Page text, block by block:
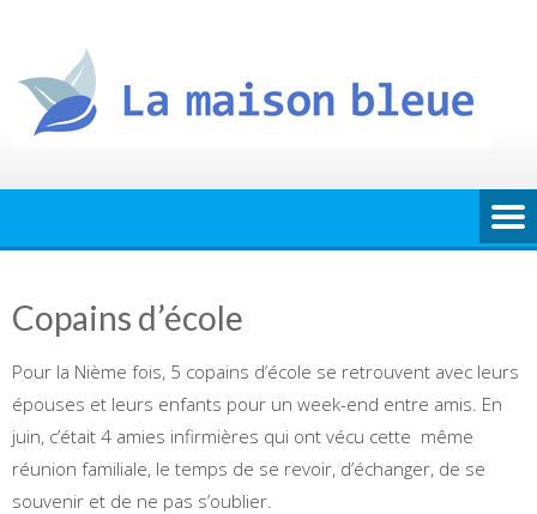
content
Copains d’école
Pour la Nième fois, 5 copains d’école se retrouvent avec leurs
épouses et leurs enfants pour un week-end entre amis. En
juin, c’était 4 amies infirmières qui ont vécu cette même
réunion familiale, le temps de se revoir, d’échanger, de se
souvenir et de ne pas s’oublier.